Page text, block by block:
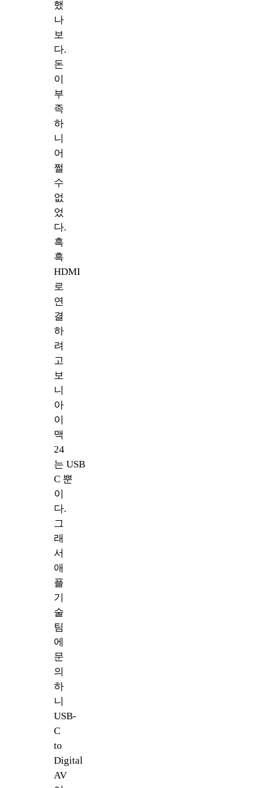
했
나
보
다.
돈
이
부
족
하
니
어
쩔
수
없
었
다.
흑
흑
HDMI
로
연
결
하
려
고
보
니
아
이
맥
24
는 USB
C 뿐
이
다.
그
래
서
애
플
기
술
팀
에
문
의
하
니
USB-
C
to
Digital
AV